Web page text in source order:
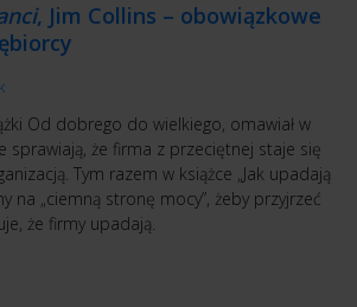
, Jim Collins – obowiązkowe
Od dobrego do wielkiego, omawiał w
sprawiają, że firma z przeciętnej staje się
Tym razem w książce „Jak upadają
na „ciemną stronę mocy”, żeby przyjrzeć
że firmy upadają.